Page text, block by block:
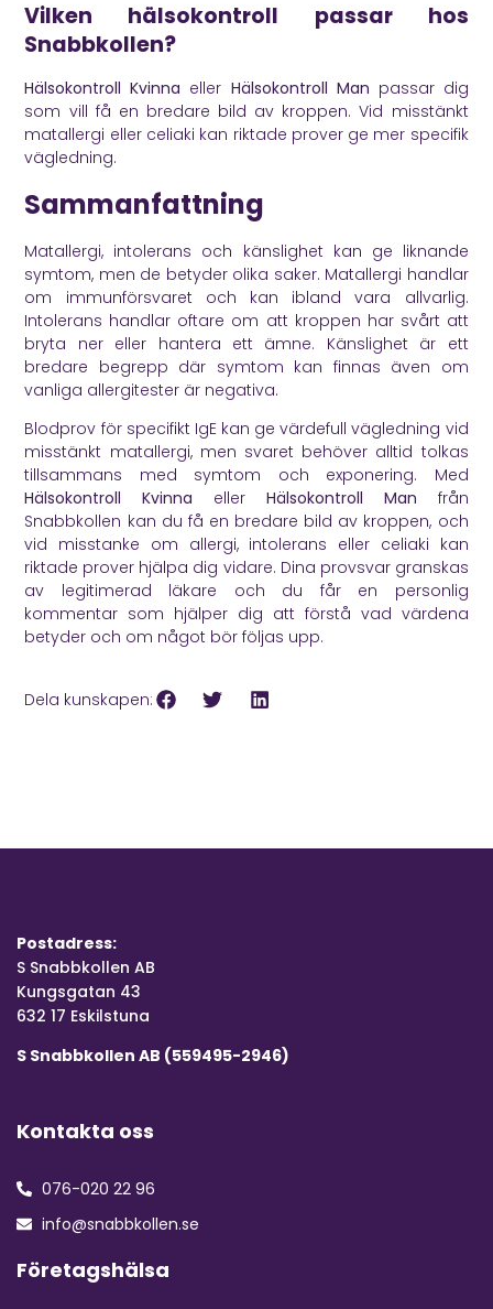
Vilken hälsokontroll passar hos
Snabbkollen?
Hälsokontroll Kvinna eller Hälsokontroll Man passar dig
som vill få en bredare bild av kroppen. Vid misstänkt
matallergi eller celiaki kan riktade prover ge mer specifik
vägledning.
Sammanfattning
Matallergi, intolerans och känslighet kan ge liknande
symtom, men de betyder olika saker. Matallergi handlar
om immunförsvaret och kan ibland vara allvarlig.
Intolerans handlar oftare om att kroppen har svårt att
bryta ner eller hantera ett ämne. Känslighet är ett
bredare begrepp där symtom kan finnas även om
vanliga allergitester är negativa.
Blodprov för specifikt IgE kan ge värdefull vägledning vid
misstänkt matallergi, men svaret behöver alltid tolkas
tillsammans med symtom och exponering. Med
Hälsokontroll Kvinna eller Hälsokontroll Man från
Snabbkollen kan du få en bredare bild av kroppen, och
vid misstanke om allergi, intolerans eller celiaki kan
riktade prover hjälpa dig vidare. Dina provsvar granskas
av legitimerad läkare och du får en personlig
kommentar som hjälper dig att förstå vad värdena
betyder och om något bör följas upp.
Dela kunskapen:
Postadress:
S Snabbkollen AB
Kungsgatan 43
632 17 Eskilstuna
S Snabbkollen AB (559495-2946)
Kontakta oss
076-020 22 96
info@snabbkollen.se
Företagshälsa